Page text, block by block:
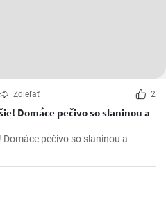
Zdieľať 2
Domáce pečivo so slaninou a
pečivo so slaninou a